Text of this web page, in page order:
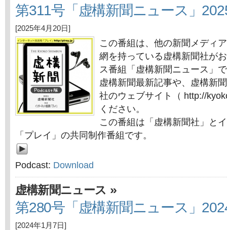
第311号「虚構新聞ニュース」
[2025年4月20日]
この番組は、他の新聞メディ
網を持っている虚構新聞社が
ス番組「虚構新聞ニュース」
虚構新聞最新記事や、虚構新
社のウェブサイト（ http://
ください。
この番組は「虚構新聞社」と
「プレイ」の共同制作番組です。
Podcast: Download
虚構新聞ニュース »
第280号「虚構新聞ニュース」
[2024年1月7日]